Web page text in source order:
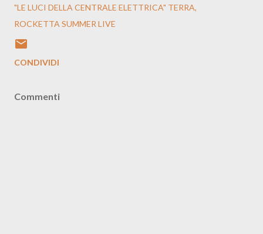
"LE LUCI DELLA CENTRALE ELETTRICA" TERRA
ROCKETTA SUMMER LIVE
CONDIVIDI
Commenti